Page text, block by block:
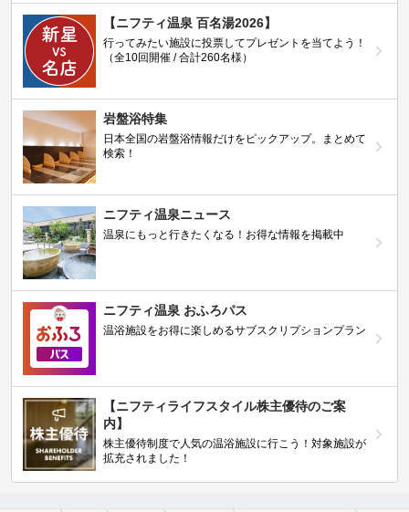
【ニフティ温泉 百名湯2026】
行ってみたい施設に投票してプレゼントを当てよう！
（全10回開催 / 合計260名様）
岩盤浴特集
日本全国の岩盤浴情報だけをピックアップ。まとめて
検索！
ニフティ温泉ニュース
温泉にもっと行きたくなる！お得な情報を掲載中
ニフティ温泉 おふろパス
温浴施設をお得に楽しめるサブスクリプションプラン
【ニフティライフスタイル株主優待のご案
内】
株主優待制度で人気の温浴施設に行こう！対象施設が
拡充されました！